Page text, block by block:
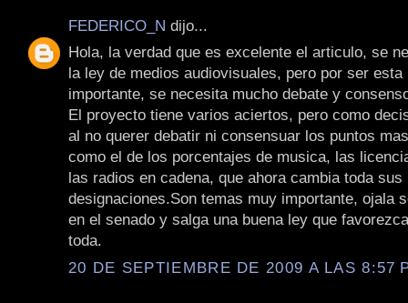
FEDERICO_N dijo...
Hola, la verdad que es excelente el articulo, se
la ley de medios audiovisuales, pero por ser esta
importante, se necesita mucho debate y
El proyecto tiene varios aciertos, pero como
al no querer debatir ni consensuar los puntos
como el de los porcentajes de musica, las
las radios en cadena, que ahora cambia toda sus
designaciones.Son temas muy importante, ojala
en el senado y salga una buena ley que
toda.
20 DE SEPTIEMBRE DE 2009 A LAS 8:57